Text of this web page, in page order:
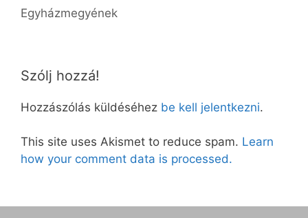
Egyházmegyének
Szólj hozzá!
Hozzászólás küldéséhez be kell jelentkezni.
This site uses Akismet to reduce spam. Learn
how your comment data is processed.